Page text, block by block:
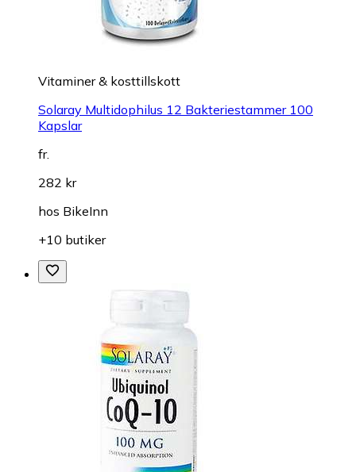
Vitaminer & kosttillskott
Solaray Multidophilus 12 Bakteriestammer 100
Kapslar
fr.
282 kr
hos BikeInn
+10 butiker